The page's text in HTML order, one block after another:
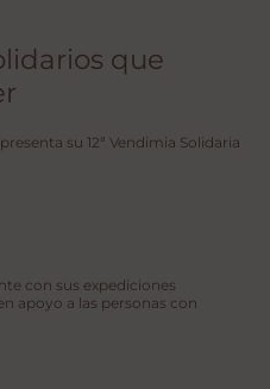
que
su 12ª Vendimia Solidaria
con sus expediciones
apoyo a las personas con